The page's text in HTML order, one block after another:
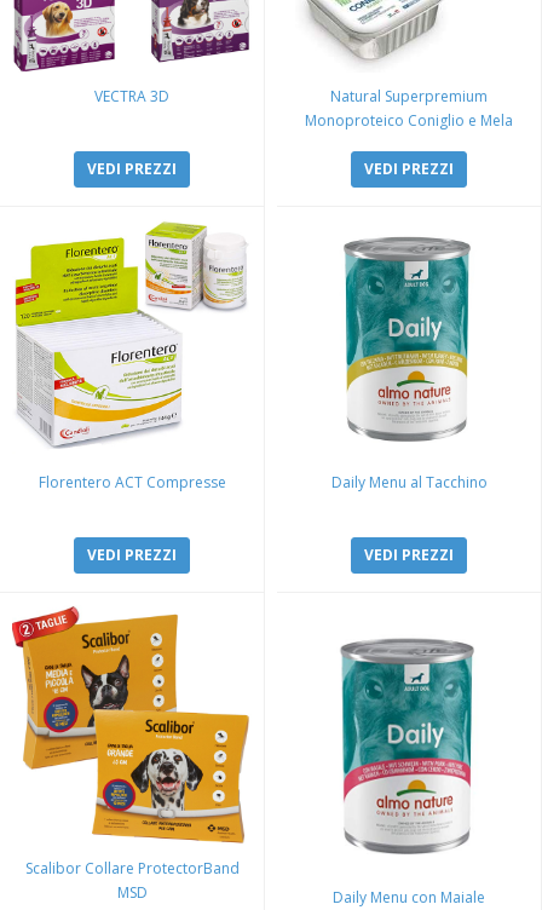
VECTRA 3D
VEDI PREZZI
Natural Superpremium
Monoproteico Coniglio e Mela
VEDI PREZZI
Florentero ACT Compresse
VEDI PREZZI
Daily Menu al Tacchino
VEDI PREZZI
Scalibor Collare ProtectorBand
MSD
Daily Menu con Maiale